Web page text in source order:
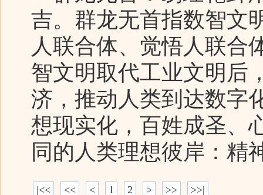
吉。群龙无首指数智文
人联合体、觉悟人联合
智文明取代工业文明后
济，推动人类到达数字
想现实化，百姓成圣、
同的人类理想彼岸：精
|<< << < 1 2 > >> >>|